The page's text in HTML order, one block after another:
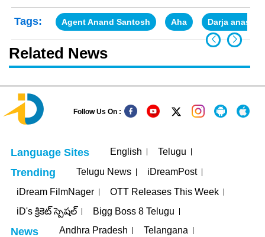
Tags: Agent Anand Santosh Aha Darja anasuya
Related News
Follow Us On :
Language Sites English Telugu
Trending Telugu News
iDreamPost
iDream FilmNager
OTT Releases This Week
iD's క్రికెట్ స్పెషల్
Bigg Boss 8 Telugu
News Andhra Pradesh Telangana